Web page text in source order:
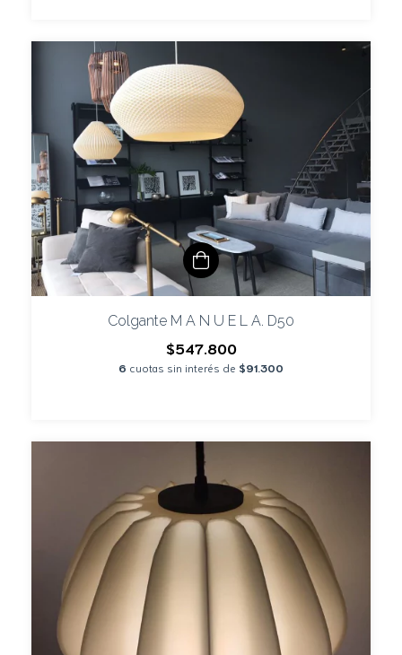
Colgante M A N U E L A. D50
$547.800
6 cuotas sin interés de $91.300